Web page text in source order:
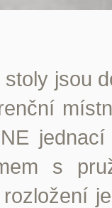
stoly jsou
s